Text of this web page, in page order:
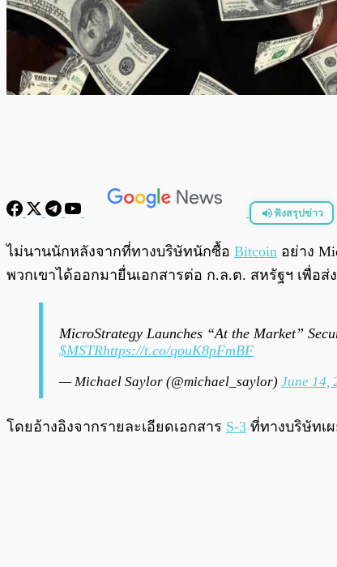
ฟังสรุปข่าว
พร้อมเล่น
ไม่นานนักหลังจากที่ทางบริษัทนักซื้อ Bitcoin อย่าง
พวกเขาได้ออกมายื่นเอกสารต่อ ก.ล.ต. สหรัฐฯ เพื่
MicroStrategy Launches “At the Market”
$MSTRhttps://t.co/qouK8pFmBF
— Michael Saylor (@michael_saylor) June 14,
โดยอ้างอิงจากรายละเอียดเอกสาร S-3 ที่ทางบริษัทเ